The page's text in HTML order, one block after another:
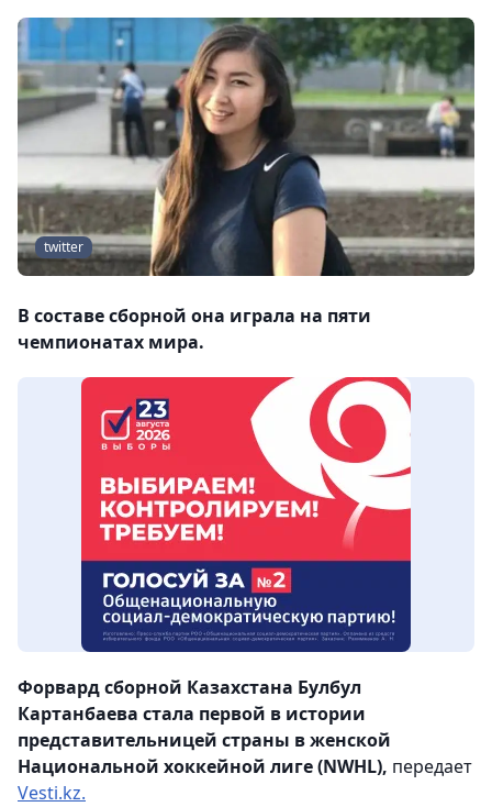
twitter
В составе сборной она играла на пяти
чемпионатах мира.
Форвард сборной Казахстана Булбул
Картанбаева стала первой в истории
представительницей страны в женской
Национальной хоккейной лиге (NWHL), передает
Vesti.kz.